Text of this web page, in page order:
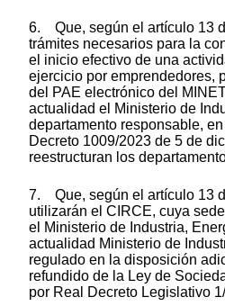
6. Que, según el artículo 13
trámites necesarios para la
el inicio efectivo de una
ejercicio por emprendedores,
del PAE electrónico del
actualidad el Ministerio de
departamento responsable,
Decreto 1009/2023 de 5 de
reestructuran los
7. Que, según el artículo 13
utilizarán el CIRCE, cuya
el Ministerio de Industria,
actualidad Ministerio de
regulado en la disposición
refundido de la Ley de
por Real Decreto Legislativo